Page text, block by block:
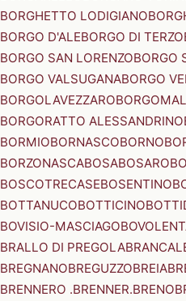
BORGHETTO LODIGIANO
BORGO D'ALEBORGO DI TERZO
BORGO SAN LORENZOBORGO
BORGO VALSUGANABORGO
BORGOLAVEZZARO
BORGORATTO ALESSANDRINO
BORMIOBORNASCOBORNO
BORZONASCABOSABOSARO
BOSCOTRECASEBOSENTINO
BOTTANUCOBOTTICINO
BOVISIO-MASCIAGO
BRALLO DI PREGOLA
BREGNANOBREGUZZOBREIA
BRENNERO .BRENNER.BRENO